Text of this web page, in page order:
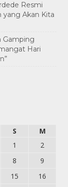
Resmi
yang Akan Kita
Gamping
Hari
S
M
1
2
8
9
15
16